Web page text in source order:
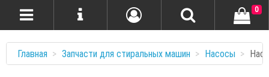
0
Главная Запчасти для стиральных машин Насосы